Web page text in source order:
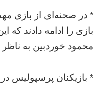
* در صحنه‌ای از بازی
بازی را ادامه دادند
محمود خوردبین به
* بازیکنان پرسپولیس